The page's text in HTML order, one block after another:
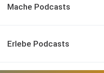
Mache Podcasts
Erlebe Podcasts